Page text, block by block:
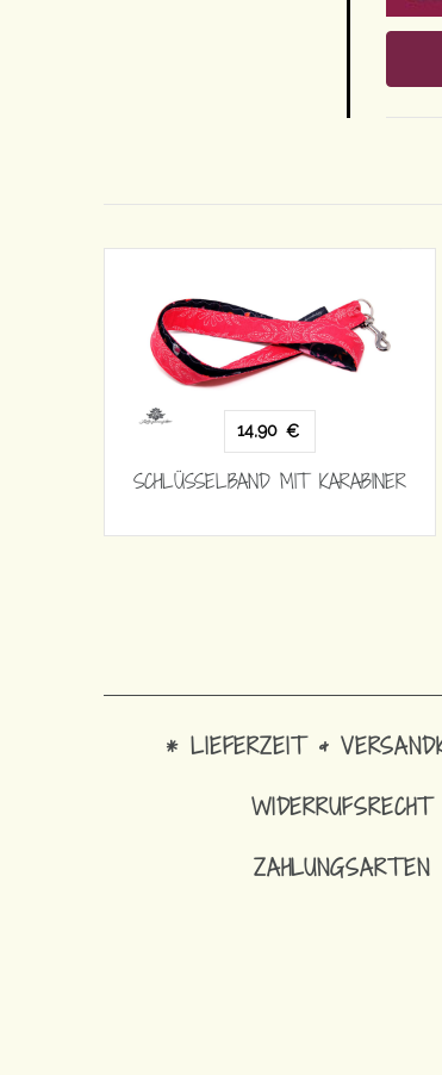
14,90 €
SCHLÜSSELBAND MIT KARABINER
* LIEFERZEIT &
WIDERRUFSRECHT
ZAHLUNGSARTEN